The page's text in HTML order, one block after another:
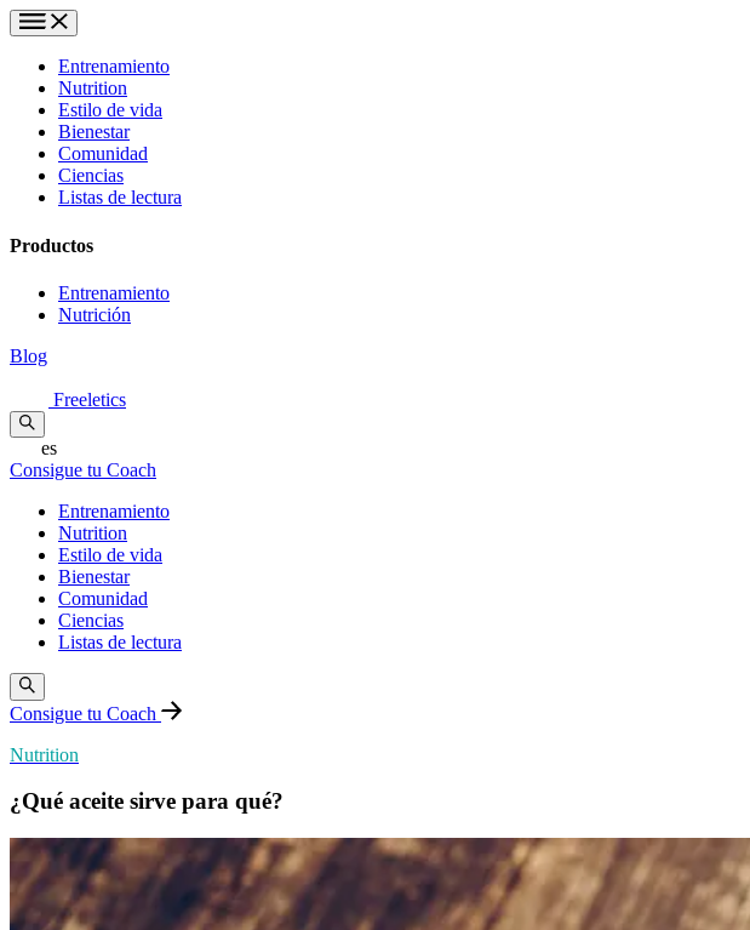
Entrenamiento
Nutrition
Estilo de vida
Bienestar
Comunidad
Ciencias
Listas de lectura
Productos
Entrenamiento
Nutrición
Blog
Freeletics
es
Consigue tu Coach
Entrenamiento
Nutrition
Estilo de vida
Bienestar
Comunidad
Ciencias
Listas de lectura
Consigue tu Coach
Nutrition
¿Qué aceite sirve para qué?